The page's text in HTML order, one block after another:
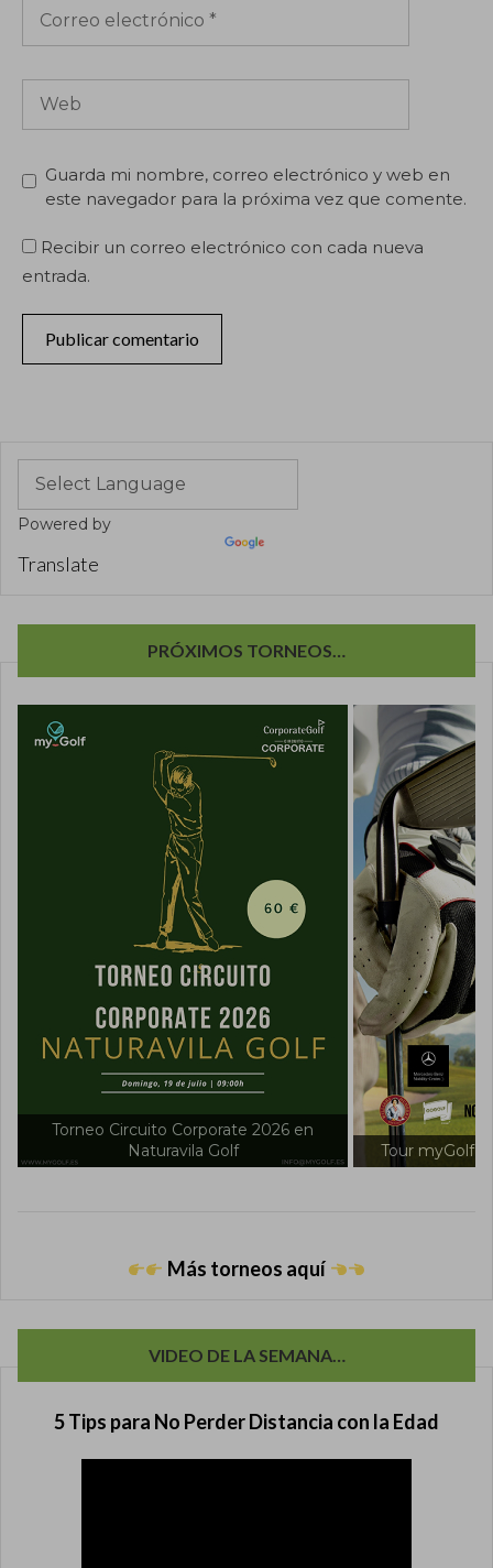
electrónico
Guarda mi nombre, correo electrónico y web en
este navegador para la próxima vez que comente.
Recibir un correo electrónico con cada nueva
entrada.
Powered by
Translate
PRÓXIMOS TORNEOS…
Torneo Circuito Corporate 2026 en
Naturavila Golf
Tour myGolf
Más torneos aquí
VIDEO DE LA SEMANA…
5 Tips para No Perder Distancia con la Edad